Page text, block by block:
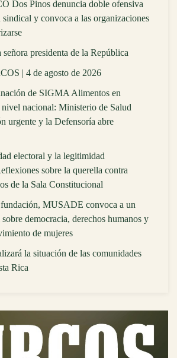
Dos Pinos denuncia doble ofensiva
y convoca a las organizaciones
señora presidenta de la República
| 4 de agosto de 2026
de SIGMA Alimentos en
nivel nacional: Ministerio de Salud
urgente y la Defensoría abre
electoral y la legitimidad
sobre la querella contra
de la Sala Constitucional
fundación, MUSADE convoca a un
democracia, derechos humanos y
de mujeres
la situación de las comunidades
Rica